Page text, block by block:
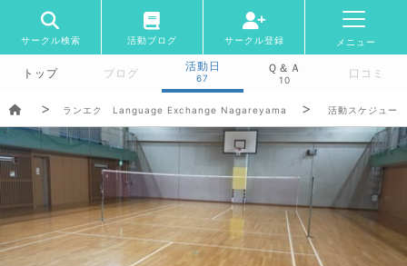
サークル検索 活動ブログ サークル登録 メニュー
トップ ブログ
活動日
67
Ｑ＆Ａ
10 口コミ
ランエク Language Exchange Nagareyama 活動スケジュール